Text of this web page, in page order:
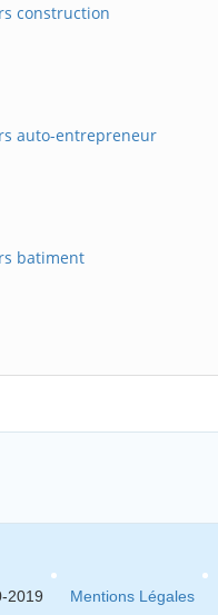
construction
auto-entrepreneur
batiment
2019 Mentions Légales